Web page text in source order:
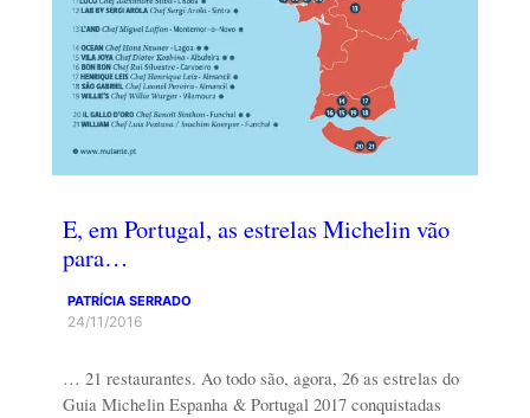
E, em Portugal, as estrelas Michelin vão
para…
PATRÍCIA SERRADO
24/11/2016
… 21 restaurantes. Ao todo são, agora, 26 as estrelas do
Guia Michelin Espanha & Portugal 2017 conquistadas